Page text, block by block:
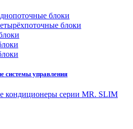
блоки
блоки
системы управления
серии MR. SLIM